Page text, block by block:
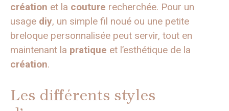
création et la couture recherchée. Pour un
usage diy, un simple fil noué ou une petite
breloque personnalisée peut servir, tout en
maintenant la pratique et l’esthétique de la
création.
Les différents styles